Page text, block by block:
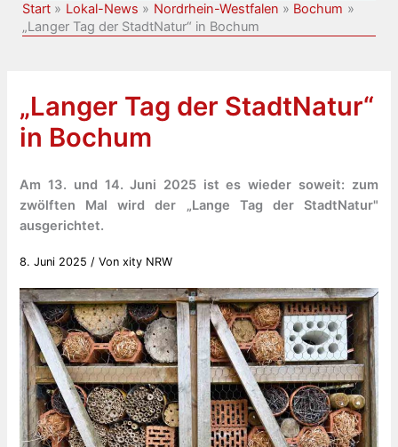
Start Lokal-News Nordrhein-Westfalen
Bochum
„Langer Tag der StadtNatur“ in Bochum
„Langer Tag der StadtNatur“
in Bochum
Am 13. und 14. Juni 2025 ist es wieder soweit: zum
zwölften Mal wird der „Lange Tag der StadtNatur"
ausgerichtet.
8. Juni 2025 / Vonxity NRW